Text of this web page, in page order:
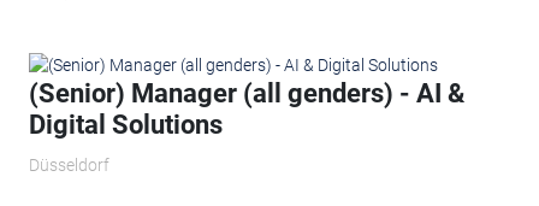
(Senior) Manager (all genders) - AI &
Digital Solutions
Düsseldorf